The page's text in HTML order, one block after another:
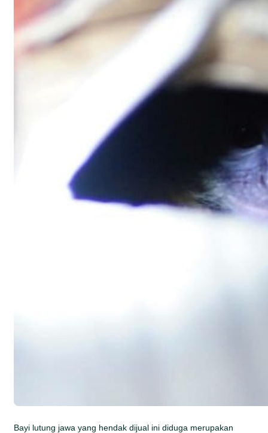
Bayi lutung jawa yang hendak dijual ini diduga merupakan